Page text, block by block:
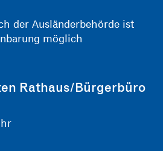
der Ausländerbehörde ist
möglich
Rathaus/Bürgerbüro